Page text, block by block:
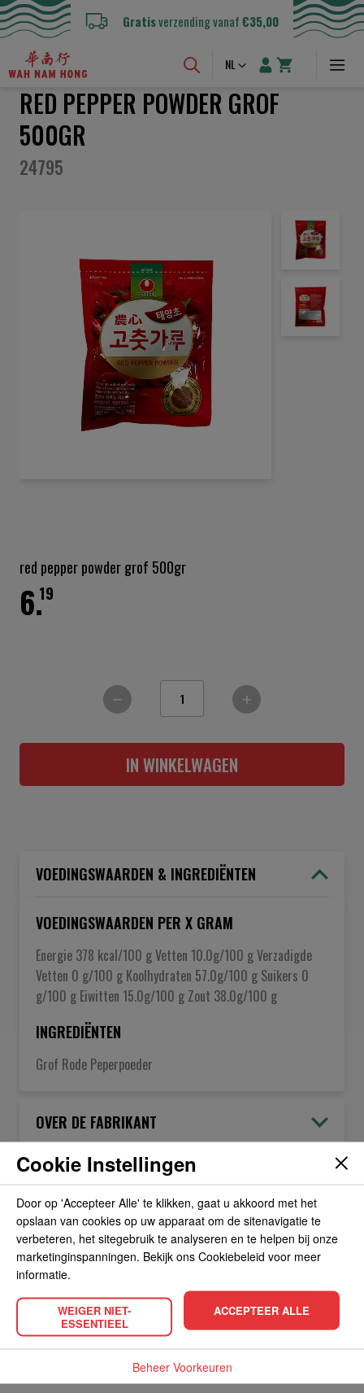
Gratisverzending vanaf€35,00
Taal
NL
RED PEPPER POWDER GROF
500GR
24795
begin
van
de
afbeeldingen-
red pepper powder grof 500gr
19
6.
IN WINKELWAGEN
VOEDINGSWAARDEN & INGREDIËNTEN
VOEDINGSWAARDEN PER X GRAM
Energie 378 kcal/100 g Vetten 10.0g/100 g Verzadigde
Vetten 0 g/100 g Koolhydraten 57.0g/100 g Suikers 0
g/100 g Eiwitten 15.0g/100 g Zout 38.0g/100 g
INGREDIËNTEN
Grof Rode Peperpoeder
OVER DE FABRIKANT
ALLERGIEËN
OVERIGE INFORMATIE
POPULAIRE PRODUCTEN
Cookie Instellingen
Door op 'Accepteer Alle' te klikken, gaat u akkoord met het
opslaan van cookies op uw apparaat om de sitenavigatie te
verbeteren, het sitegebruik te analyseren en te helpen bij onze
marketinginspanningen. Bekijk ons Cookiebeleid voor meer
informatie.
WEIGER NIET-
ESSENTIEEL
ACCEPTEER ALLE
Beheer Voorkeuren